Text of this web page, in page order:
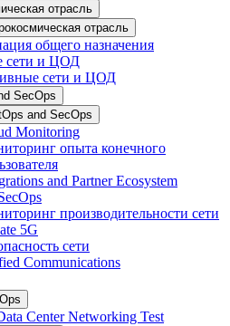
отрасль
отрасль
общего назначения
сети и ЦОД
сети и ЦОД
SecOps
and SecOps
Monitoring
опыта конечного
and Partner Ecosystem
производительности сети
5G
сети
Communications
Center Networking Test